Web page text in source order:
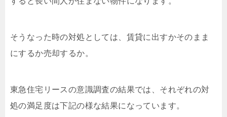
そうなった時の対処としては、賃貸に出すかそのまま
にするか売却するか。
東急住宅リースの意識調査の結果では、それぞれの対
処の満足度は下記の様な結果になっています。